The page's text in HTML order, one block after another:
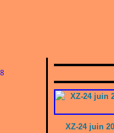
XZ-24 juin